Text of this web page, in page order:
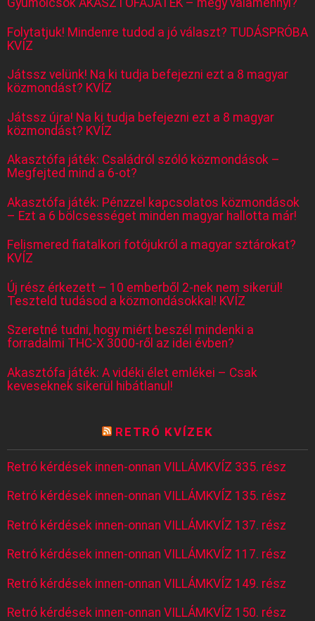
Gyümölcsök AKASZTÓFAJÁTÉK – megy valamennyi?
Folytatjuk! Mindenre tudod a jó választ? TUDÁSPRÓBA
KVÍZ
Játssz velünk! Na ki tudja befejezni ezt a 8 magyar
közmondást? KVÍZ
Játssz újra! Na ki tudja befejezni ezt a 8 magyar
közmondást? KVÍZ
Akasztófa játék: Családról szóló közmondások –
Megfejted mind a 6-ot?
Akasztófa játék: Pénzzel kapcsolatos közmondások
– Ezt a 6 bölcsességet minden magyar hallotta már!
Felismered fiatalkori fotójukról a magyar sztárokat?
KVÍZ
Új rész érkezett – 10 emberből 2-nek nem sikerül!
Teszteld tudásod a közmondásokkal! KVÍZ
Szeretné tudni, hogy miért beszél mindenki a
forradalmi THC-X 3000-ről az idei évben?
Akasztófa játék: A vidéki élet emlékei – Csak
keveseknek sikerül hibátlanul!
RETRÓ KVÍZEK
Retró kérdések innen-onnan VILLÁMKVÍZ 335. rész
Retró kérdések innen-onnan VILLÁMKVÍZ 135. rész
Retró kérdések innen-onnan VILLÁMKVÍZ 137. rész
Retró kérdések innen-onnan VILLÁMKVÍZ 117. rész
Retró kérdések innen-onnan VILLÁMKVÍZ 149. rész
Retró kérdések innen-onnan VILLÁMKVÍZ 150. rész